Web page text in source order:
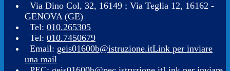
Via Dino Col, 32, 16149 ; Via Teglia 12, 16162 -
GENOVA (GE)
Tel: 010.265305
Tel: 010.7450679
Email: geis01600b@istruzione.itLink per inviare
una mail